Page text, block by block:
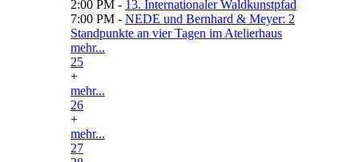
2:00 PM - 13. Internationaler Waldkunstpfad
7:00 PM - NEDE und Bernhard & Meyer: 2
Standpunkte an vier Tagen im Atelierhaus
mehr...
25
+
mehr...
26
+
mehr...
27